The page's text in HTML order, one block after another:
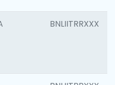
BNLIITRRXXX